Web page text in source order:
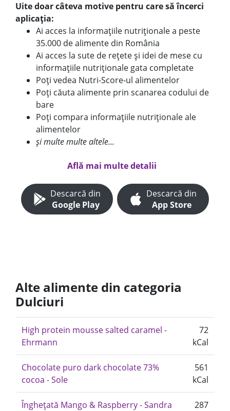
Uite doar câteva motive pentru care să încerci
aplicația:
Ai acces la informațiile nutriționale a peste
35.000 de alimente din România
Ai acces la sute de rețete și idei de mese cu
informațiile nutriționale gata completate
Poți vedea Nutri-Score-ul alimentelor
Poți căuta alimente prin scanarea codului de
bare
Poți compara informațiile nutriționale ale
alimentelor
și multe multe altele...
Află mai multe detalii
Descarcă din
Google Play
Descarcă din
App Store
Alte alimente din categoria
Dulciuri
High protein mousse salted caramel -
Ehrmann
72
kCal
Chocolate puro dark chocolate 73%
cocoa - Sole
561
kCal
Înghețată Mango & Raspberry - Sandra
287